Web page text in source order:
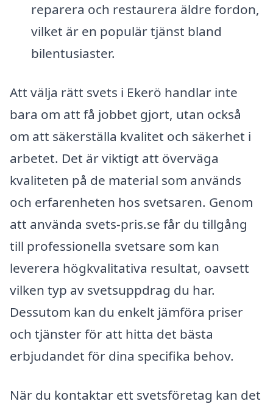
reparera och restaurera äldre fordon,
vilket är en populär tjänst bland
bilentusiaster.
Att välja rätt svets i Ekerö handlar inte
bara om att få jobbet gjort, utan också
om att säkerställa kvalitet och säkerhet i
arbetet. Det är viktigt att överväga
kvaliteten på de material som används
och erfarenheten hos svetsaren. Genom
att använda svets-pris.se får du tillgång
till professionella svetsare som kan
leverera högkvalitativa resultat, oavsett
vilken typ av svetsuppdrag du har.
Dessutom kan du enkelt jämföra priser
och tjänster för att hitta det bästa
erbjudandet för dina specifika behov.
När du kontaktar ett svetsföretag kan det